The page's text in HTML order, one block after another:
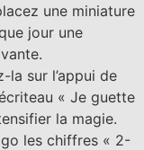
une miniature
jour une
la sur l’appui de
« Je guette
la magie.
les chiffres « 2-